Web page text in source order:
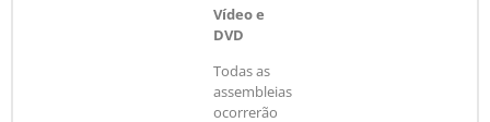
Vídeo e
DVD
Todas as
assembleias
ocorrerão